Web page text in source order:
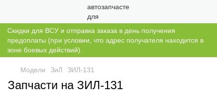
Скидки для ВСУ и отправка заказа в день получения
предоплаты (при условии, что адрес получателя находится в
зоне боевых действий).
Модели ЗиЛ ЗИЛ-131
Запчасти на ЗИЛ-131